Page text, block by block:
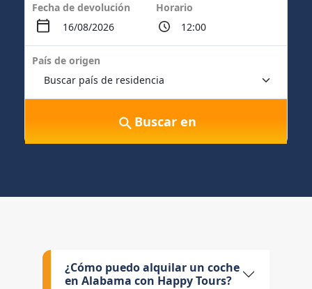
Fecha de devolución Horario
País de origen
Buscar en
¿Cómo puedo alquilar un coche
en Alabama con Happy Tours?